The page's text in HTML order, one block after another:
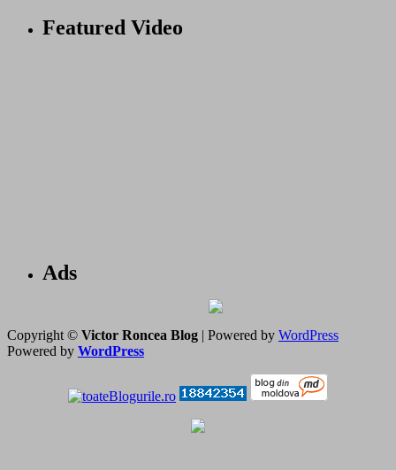
Featured Video
Ads
Copyright © Victor Roncea Blog | Powered by WordPress
Powered by WordPress